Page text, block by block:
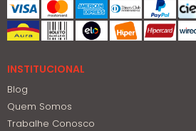
INSTITUCIONAL
Blog
Quem Somos
Trabalhe Conosco